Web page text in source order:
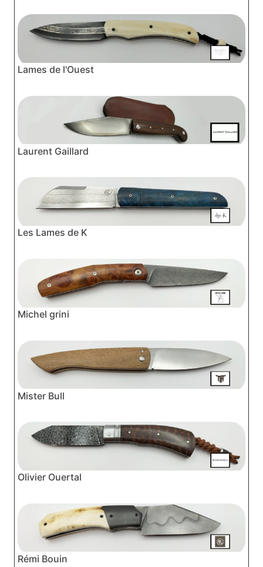
Lames de l'Ouest
Laurent Gaillard
Les Lames de K
Michel grini
Mister Bull
Olivier Ouertal
Rémi Bouin